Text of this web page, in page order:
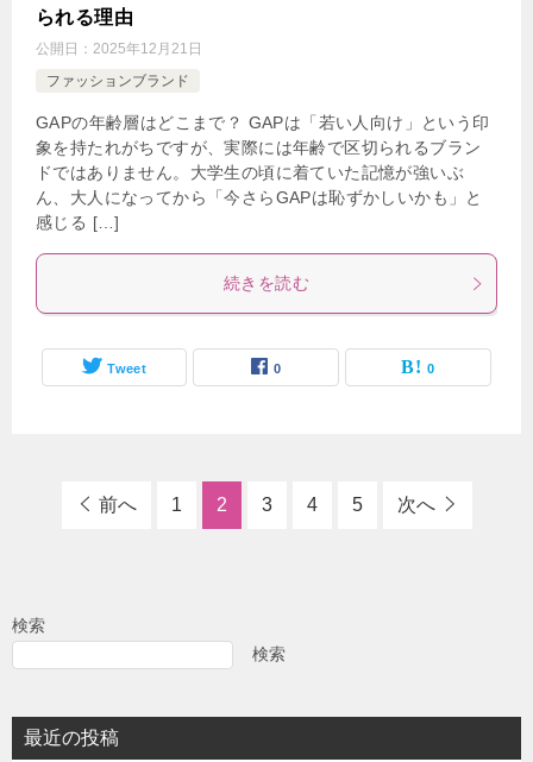
られる理由
公開日： 2025年12月21日
ファッションブランド
GAPの年齢層はどこまで？ GAPは「若い人向け」という印
象を持たれがちですが、実際には年齢で区切られるブラン
ドではありません。大学生の頃に着ていた記憶が強いぶ
ん、大人になってから「今さらGAPは恥ずかしいかも」と
感じる […]
続きを読む
Tweet 0 0
前へ 1 2 3 4 5 次へ
検索
検索
最近の投稿